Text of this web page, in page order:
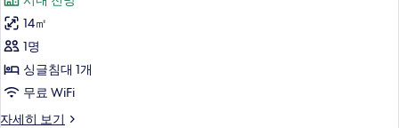
한
필
터
싱
글
룸,
싱
글
14㎡
1명
싱글침대 1개
무료 WiFi
자세히 보기
베